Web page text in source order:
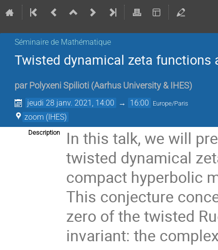
Séminaire de Mathématique
Twisted dynamical zeta functions
par Polyxeni Spilioti (Aarhus University & IHES)
jeudi 28 janv. 2021, 14:00 → 16:00 Europe/Paris
zoom (IHES)
Description In thistalk, we will
twisted dynamical
compact hyperbolic
This conjecture
zero of the twisted
invariant: the